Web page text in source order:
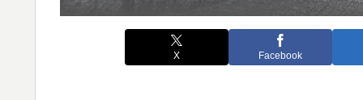
X Facebook